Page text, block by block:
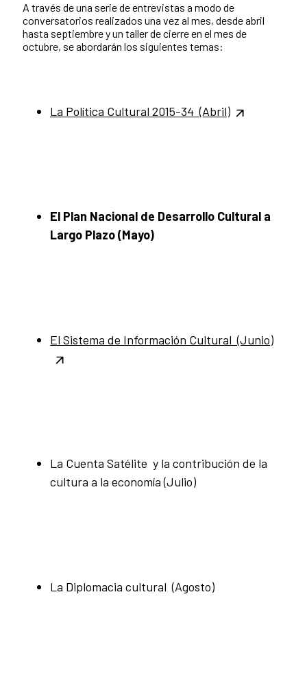
A través de una serie de entrevistas a modo de
conversatorios realizados una vez al mes, desde abril
hasta septiembre y un taller de cierre en el mes de
octubre, se abordarán los siguientes temas:
La Política Cultural 2015-34 (Abril)
El Plan Nacional de Desarrollo Cultural a
Largo Plazo (Mayo)
El Sistema de Información Cultural (Junio)
La Cuenta Satélite y la contribución de la
cultura a la economía (Julio)
La Diplomacia cultural (Agosto)